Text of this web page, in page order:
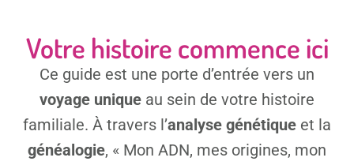
Votre histoire commence ici
Ce guide est une porte d’entrée vers un
voyage unique au sein de votre histoire
familiale. À travers l’analyse génétique et la
généalogie, « Mon ADN, mes origines, mon